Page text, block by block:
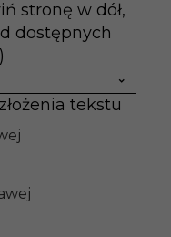
stronę w dół,
dostępnych
tekstu